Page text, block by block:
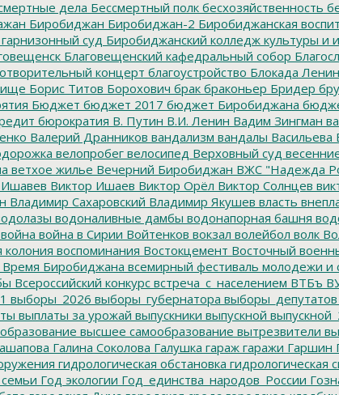
дела Бессмертный полк бесхозяйственность
Биробиджан Биробиджан-2 Биробиджанская
суд Биробиджанский колледж культуры и
Благовещенский кафедральный собор
концерт благоустройство Блокада
Борис Титов Борохович брак браконьер Бридер
Бюджет бюджет 2017 бюджет Биробиджана
бюрократия В. Путин В.И. Ленин Вадим Зингман
Валерий Дранников вандализм вандалы Васильева
велопробег велосипед Верховный суд
ветхое жилье Вечерний Биробиджан ВЖС "Надежда
Виктор Ишаев Виктор Орёл Виктор Солнцев
Владимир Сахаровский Владимир Якушев власть
водоналивные дамбы водонапорная башня
война война в Сирии Войтенков вокзал волейбол волк
колония воспоминания Востокцемент Восточный
Время Биробиджана всемирный фестиваль молодежи и
Всероссийский конкурс встреча_с_населением ВТБъ
выборы_2026 выборы_губернатора
выплаты за урожай выпускники выпускной
высшее самообразование вытрезвители
Галина Соколова Галушка гараж гаражи Гаршин
гидрологическая обстановка гидрологическая
Год экологии Год_единства_народов_России